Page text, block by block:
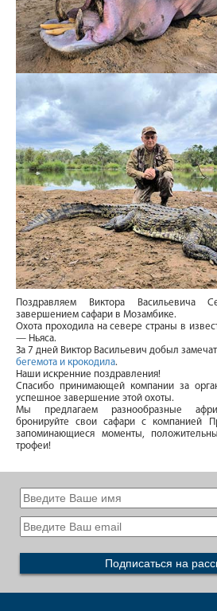
Поздравляем Виктора Васильевича
завершением сафари в Мозамбике.
Охота проходила на севере страны в
— Ньяса.
За 7 дней Виктор Васильевич добыл
бегемота и крокодила.
Наши искренние поздравления!
Спасибо принимающей компании за
успешное завершение этой охоты.
Мы предлагаем разнообразные
бронируйте свои сафари с компанией
запоминающиеся моменты,
трофеи!